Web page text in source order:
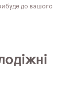
до вашого